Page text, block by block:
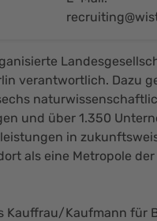
verantwortlich. Dazu
und über 1.350
in
als eine Metropole
Kauffrau/Kaufmann für